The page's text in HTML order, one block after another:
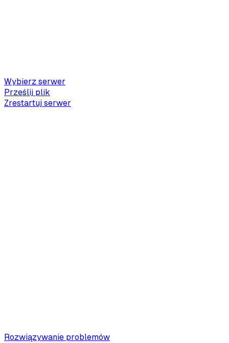
Wybierz serwer
Prześlij plik
Zrestartuj serwer
Rozwiązywanie problemów